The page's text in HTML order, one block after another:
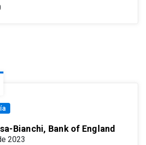
Bianchi, Bank of England
2023